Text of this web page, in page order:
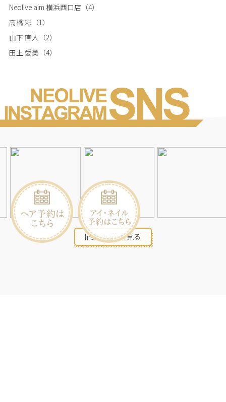
Neolive aim 横浜西口店 （4）
高橋 彩 （1）
山下 直人
（2）
田上 愛美 （4）
Instagramを見る